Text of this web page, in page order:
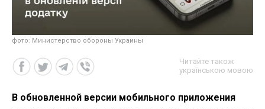
фото: Министерство обороны Украины
Читайте також
українською мовою
В обновленной версии мобильного приложения